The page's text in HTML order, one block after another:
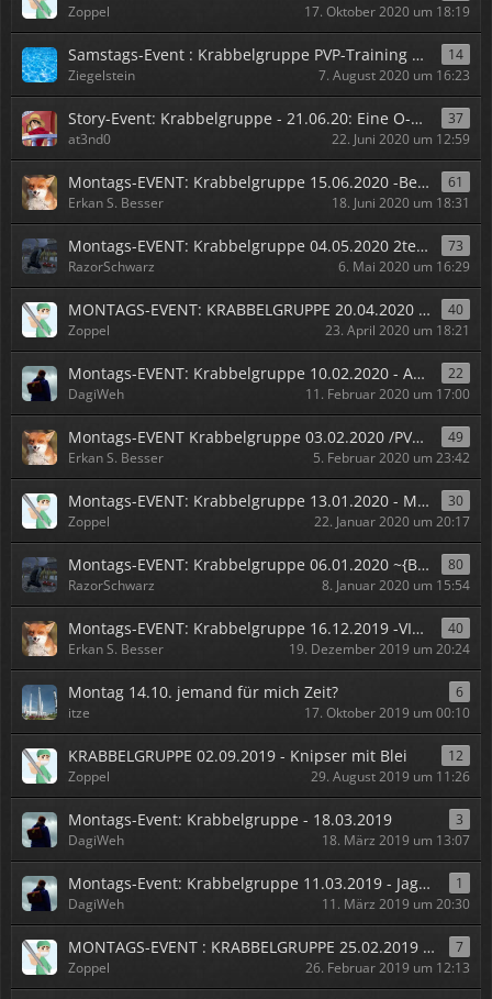
Zoppel
17. Oktober 2020 um 18:19
Samstags-Event : Krabbelgruppe PVP-Training 08.08.2020
14
Ziegelstein
7. August 2020 um 16:23
Story-Event: Krabbelgruppe - 21.06.20: Eine O-Team Story
37
at3nd0
22. Juni 2020 um 12:59
Montags-EVENT: Krabbelgruppe 15.06.2020 -Besieg die Aw3somes-
61
Erkan S. Besser
18. Juni 2020 um 18:31
Montags-EVENT: Krabbelgruppe 04.05.2020 2te. ~{BB}~Fight Night- BOX-Event
73
RazorSchwarz
6. Mai 2020 um 16:29
MONTAGS-EVENT: KRABBELGRUPPE 20.04.2020 - gammelnde Ovation
40
Zoppel
23. April 2020 um 18:21
Montags-EVENT: Krabbelgruppe 10.02.2020 - Aufklärungsmission
22
DagiWeh
11. Februar 2020 um 17:00
Montags-EVENT Krabbelgruppe 03.02.2020 /PVP/ -Das Beste kommt zum Schluss-
49
Erkan S. Besser
5. Februar 2020 um 23:42
Montags-EVENT: Krabbelgruppe 13.01.2020 - Madige Anerkennung
30
Zoppel
22. Januar 2020 um 20:17
Montags-EVENT: Krabbelgruppe 06.01.2020 ~{BB}~Fight Night- BOX-Event
80
RazorSchwarz
8. Januar 2020 um 15:54
Montags-EVENT: Krabbelgruppe 16.12.2019 -VIP Befreiung-
40
Erkan S. Besser
19. Dezember 2019 um 20:24
Montag 14.10. jemand für mich Zeit?
6
itze
17. Oktober 2019 um 00:10
KRABBELGRUPPE 02.09.2019 - Knipser mit Blei
12
Zoppel
29. August 2019 um 11:26
Montags-Event: Krabbelgruppe - 18.03.2019
3
DagiWeh
18. März 2019 um 13:07
Montags-Event: Krabbelgruppe 11.03.2019 - Jagdfieber
1
DagiWeh
11. März 2019 um 20:30
MONTAGS-EVENT : KRABBELGRUPPE 25.02.2019 - Das Duell
7
Zoppel
26. Februar 2019 um 12:13